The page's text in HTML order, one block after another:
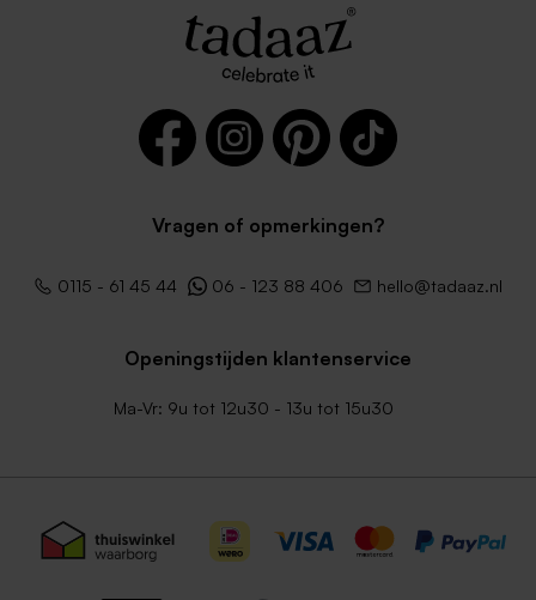
puntklep
Lichtblauwe envelop met
Lichtroze envelop met
Vragen of opmerkingen?
0115 - 61 45 44 06 - 123 88 406 hello@tadaaz.nl
Openingstijden klantenservice
Ma-Vr: 9u tot 12u30 - 13u tot 15u30